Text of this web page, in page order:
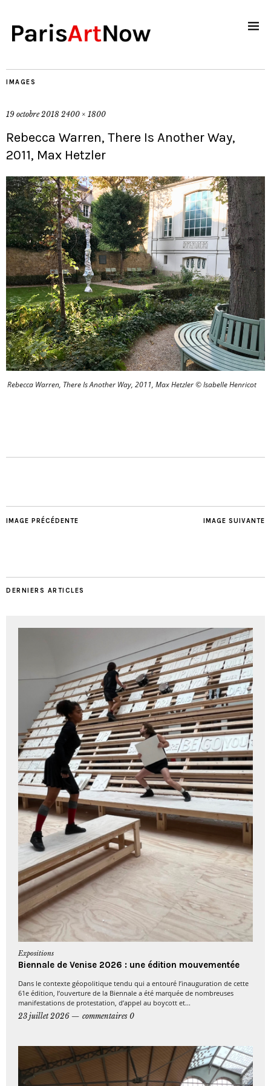
IMAGES
19 octobre 2018 2400 × 1800
Rebecca Warren, There Is Another Way,
2011, Max Hetzler
Rebecca Warren, There Is Another Way, 2011, Max Hetzler © Isabelle Henricot
IMAGE SUIVANTE
IMAGE PRÉCÉDENTE
DERNIERS ARTICLES
Expositions
Biennale de Venise 2026 : une édition mouvementée
Dans le contexte géopolitique tendu qui a entouré l’inauguration de cette
61e édition, l’ouverture de la Biennale a été marquée de nombreuses
manifestations de protestation, d’appel au boycott et...
23 juillet 2026
commentaires 0